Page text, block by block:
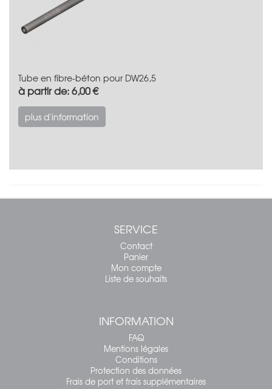
Tube en fibre-béton pour DW26,5
à partir de: 6,00 €
plus d'information
SERVICE
Contact
Panier
Mon compte
Liste de souhaits
INFORMATION
FAQ
Mentions légales
Conditions
Protection des données
Frais de port et frais supplémentaires